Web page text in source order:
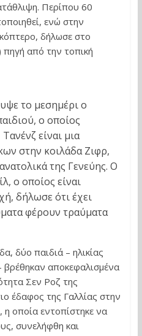
Περίπου 60
ενώ στην
δήλωσε στο
πηγή από την τοπική
το μεσημέρι ο
ο οποίος
είναι μια
στην κοιλάδα Ζιφρ,
της Γενεύης. Ο
ο οποίος είναι
δήλωσε ότι έχει
φέρουν τραύματα
δύο παιδιά – ηλικίας
αποκεφαλισμένα
Σεν Ροζ της
έδαφος της Γαλλίας στην
η οποία εντοπίστηκε να
συνελήφθη και